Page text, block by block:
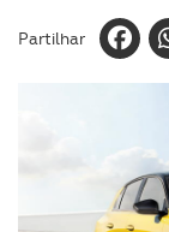
Partilhar